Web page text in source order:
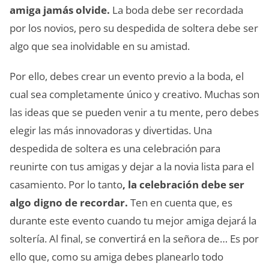
amiga jamás olvide. La boda debe ser recordada
por los novios, pero su despedida de soltera debe ser
algo que sea inolvidable en su amistad.
Por ello, debes crear un evento previo a la boda, el
cual sea completamente único y creativo. Muchas son
las ideas que se pueden venir a tu mente, pero debes
elegir las más innovadoras y divertidas. Una
despedida de soltera es una celebración para
reunirte con tus amigas y dejar a la novia lista para el
casamiento. Por lo tanto, la celebración debe ser
algo digno de recordar. Ten en cuenta que, es
durante este evento cuando tu mejor amiga dejará la
soltería. Al final, se convertirá en la señora de… Es por
ello que, como su amiga debes planearlo todo